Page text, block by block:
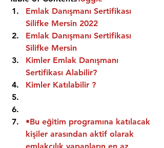
Emlak Danışmanı Sertifikası
Silifke Mersin 2022
Emlak Danışmanı Sertifikası
Silifke Mersin
Kimler Emlak Danışmanı
Sertifikası Alabilir?
Kimler Katılabilir ?
•Bu eğitim programına katılacak
kişiler arasından aktif olarak